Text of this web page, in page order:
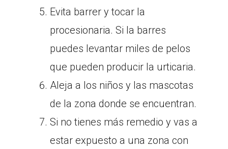
Evita barrer y tocar la
procesionaria. Si la barres
puedes levantar miles de pelos
que pueden producir la urticaria.
Aleja a los niños y las mascotas
de la zona donde se encuentran.
Si no tienes más remedio y vas a
estar expuesto a una zona con